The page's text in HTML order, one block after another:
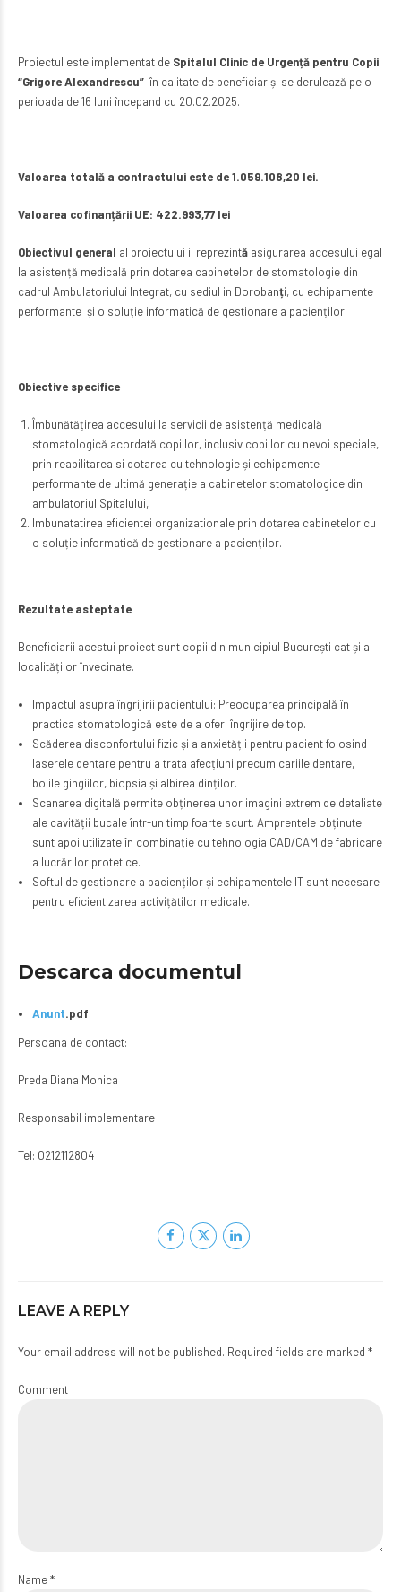
Proiectul este implementat de Spitalul Clinic de Urgență pentru Copii
“Grigore Alexandrescu” în calitate de beneficiar și se derulează pe o
perioada de 16 luni începand cu 20.02.2025.
Valoarea totală a contractului este de 1.059.108,20 lei.
Valoarea cofinanțării UE: 422.993,77 lei
Obiectivul general al proiectului il reprezintă asigurarea accesului egal
la asistență medicală prin dotarea cabinetelor de stomatologie din
cadrul Ambulatoriului Integrat, cu sediul in Dorobanți, cu echipamente
performante și o soluție informatică de gestionare a pacienților.
Obiective specifice
Îmbunătățirea accesului la servicii de asistență medicală
stomatologică acordată copiilor, inclusiv copiilor cu nevoi speciale,
prin reabilitarea si dotarea cu tehnologie și echipamente
performante de ultimă generație a cabinetelor stomatologice din
ambulatoriul Spitalului,
Imbunatatirea eficientei organizationale prin dotarea cabinetelor cu
o soluție informatică de gestionare a pacienților.
Rezultate asteptate
Beneficiarii acestui proiect sunt copii din municipiul București cat și ai
localităților învecinate.
Impactul asupra îngrijirii pacientului: Preocuparea principală în
practica stomatologică este de a oferi îngrijire de top.
Scăderea disconfortului fizic și a anxietății pentru pacient folosind
laserele dentare pentru a trata afecțiuni precum cariile dentare,
bolile gingiilor, biopsia și albirea dinților.
Scanarea digitală permite obținerea unor imagini extrem de detaliate
ale cavității bucale într-un timp foarte scurt. Amprentele obținute
sunt apoi utilizate în combinație cu tehnologia CAD/CAM de fabricare
a lucrărilor protetice.
Softul de gestionare a pacienților și echipamentele IT sunt necesare
pentru eficientizarea activițătilor medicale.
Descarca documentul
Anunt.pdf
Persoana de contact:
Preda Diana Monica
Responsabil implementare
Tel: 0212112804
LEAVE A REPLY
Your email address will not be published. Required fields are marked *
Comment
Name *